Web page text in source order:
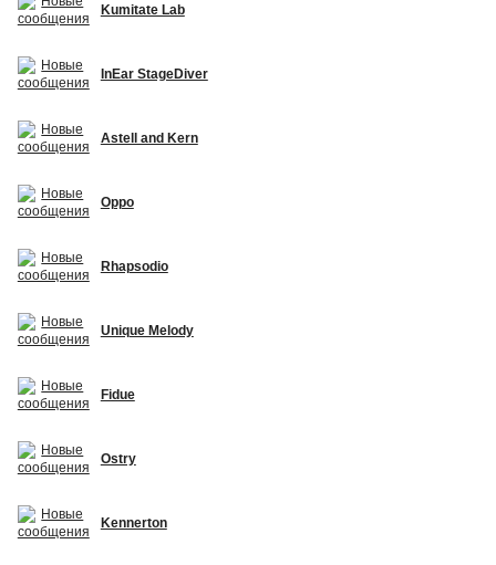
Kumitate Lab
InEar StageDiver
Astell and Kern
Oppo
Rhapsodio
Unique Melody
Fidue
Ostry
Kennerton